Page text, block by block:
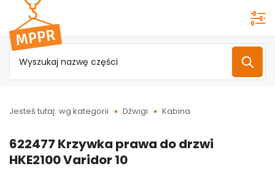
Przejdź do
menu
głównego
Jesteś tutaj: wg kategorii Dźwigi Kabina
622477 Krzywka prawa do drzwi
HKE2100 Varidor 10